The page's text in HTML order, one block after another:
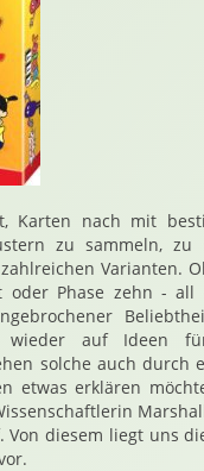
Karten nach mit
zu sammeln, zu
Varianten.
oder Phase zehn - all
wieder auf Ideen
solche auch durch
etwas erklären
Von diesem liegt uns